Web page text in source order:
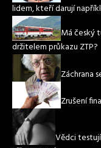
lidem, kteří darují
Má český
držitelem průkazu ZTP?
Záchrana
Zrušení
Vědci